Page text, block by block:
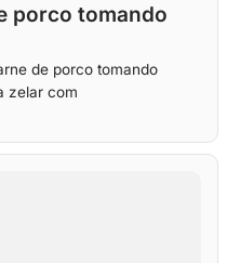
porco tomando
de porco tomando
zelar com